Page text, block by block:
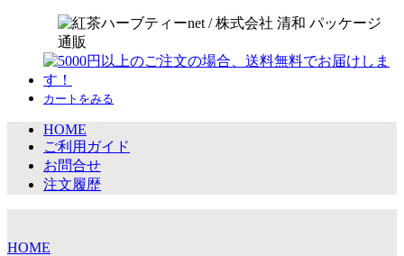
カートをみる
HOME
ご利用ガイド
お問合せ
注文履歴
HOME